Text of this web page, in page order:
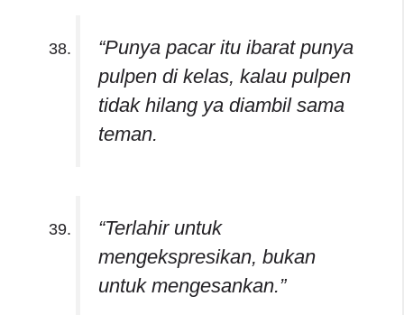
“Punya pacar itu ibarat punya
pulpen di kelas, kalau pulpen
tidak hilang ya diambil sama
teman.
“Terlahir untuk
mengekspresikan, bukan
untuk mengesankan.”